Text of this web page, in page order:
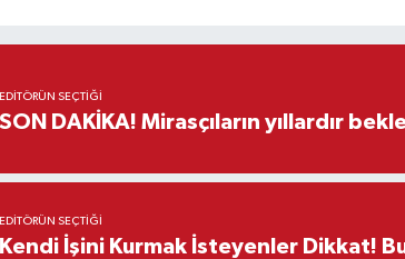
EDITÖRÜN SEÇTIĞI
SON DAKİKA! Mirasçıların
EDITÖRÜN SEÇTIĞI
Kendi İşini Kurmak İsteyenler Dikkat!